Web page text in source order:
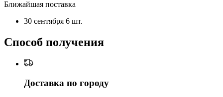
Ближайшая поставка
30 сентября 6 шт.
Способ получения
Доставка по городу